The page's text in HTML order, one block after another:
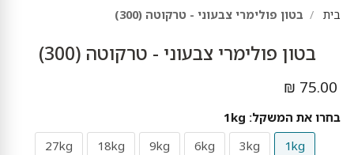
בית בטון פולימרי צבעוני - טרקוטה (300)
בטון פולימרי צבעוני - טרקוטה (300)
מחיר נוכחי
75.00 ₪
בחרו את המשקל: 1kg
1kg
3kg
6kg
9kg
18kg
27kg